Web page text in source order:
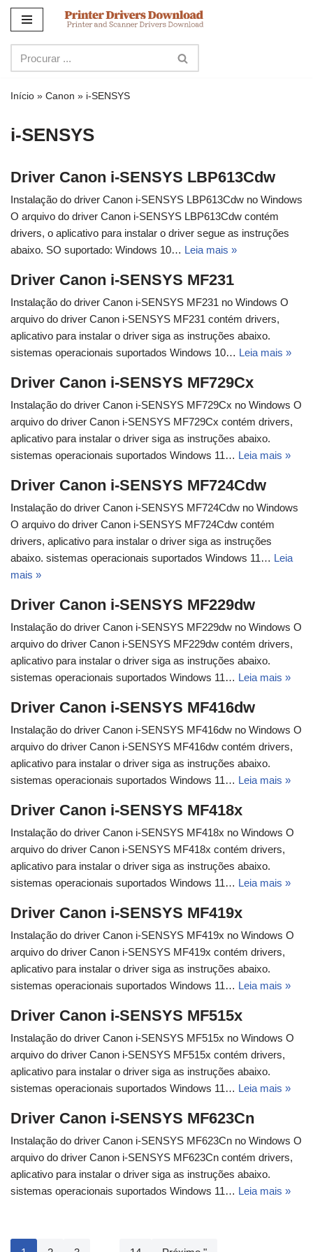
para
o
Início » Canon » i-SENSYS
i-SENSYS
Driver Canon i-SENSYS LBP613Cdw
Instalação do driver Canon i-SENSYS LBP613Cdw no Windows
O arquivo do driver Canon i-SENSYS LBP613Cdw contém
drivers, o aplicativo para instalar o driver segue as instruções
abaixo. SO suportado: Windows 10… Leia mais »
Driver Canon i-SENSYS MF231
Instalação do driver Canon i-SENSYS MF231 no Windows O
arquivo do driver Canon i-SENSYS MF231 contém drivers,
aplicativo para instalar o driver siga as instruções abaixo.
sistemas operacionais suportados Windows 10… Leia mais »
Driver Canon i-SENSYS MF729Cx
Instalação do driver Canon i-SENSYS MF729Cx no Windows O
arquivo do driver Canon i-SENSYS MF729Cx contém drivers,
aplicativo para instalar o driver siga as instruções abaixo.
sistemas operacionais suportados Windows 11… Leia mais »
Driver Canon i-SENSYS MF724Cdw
Instalação do driver Canon i-SENSYS MF724Cdw no Windows
O arquivo do driver Canon i-SENSYS MF724Cdw contém
drivers, aplicativo para instalar o driver siga as instruções
abaixo. sistemas operacionais suportados Windows 11… Leia
mais »
Driver Canon i-SENSYS MF229dw
Instalação do driver Canon i-SENSYS MF229dw no Windows O
arquivo do driver Canon i-SENSYS MF229dw contém drivers,
aplicativo para instalar o driver siga as instruções abaixo.
sistemas operacionais suportados Windows 11… Leia mais »
Driver Canon i-SENSYS MF416dw
Instalação do driver Canon i-SENSYS MF416dw no Windows O
arquivo do driver Canon i-SENSYS MF416dw contém drivers,
aplicativo para instalar o driver siga as instruções abaixo.
sistemas operacionais suportados Windows 11… Leia mais »
Driver Canon i-SENSYS MF418x
Instalação do driver Canon i-SENSYS MF418x no Windows O
arquivo do driver Canon i-SENSYS MF418x contém drivers,
aplicativo para instalar o driver siga as instruções abaixo.
sistemas operacionais suportados Windows 11… Leia mais »
Driver Canon i-SENSYS MF419x
Instalação do driver Canon i-SENSYS MF419x no Windows O
arquivo do driver Canon i-SENSYS MF419x contém drivers,
aplicativo para instalar o driver siga as instruções abaixo.
sistemas operacionais suportados Windows 11… Leia mais »
Driver Canon i-SENSYS MF515x
Instalação do driver Canon i-SENSYS MF515x no Windows O
arquivo do driver Canon i-SENSYS MF515x contém drivers,
aplicativo para instalar o driver siga as instruções abaixo.
sistemas operacionais suportados Windows 11… Leia mais »
Driver Canon i-SENSYS MF623Cn
Instalação do driver Canon i-SENSYS MF623Cn no Windows O
arquivo do driver Canon i-SENSYS MF623Cn contém drivers,
aplicativo para instalar o driver siga as instruções abaixo.
sistemas operacionais suportados Windows 11… Leia mais »